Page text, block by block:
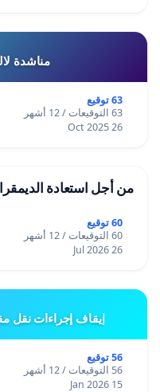
مناشدة
63 توقيع
63 التوقيعات / 12 أشهر
26 Oct 2025
من أجل استعادة
60 توقيع
60 التوقيعات / 12 أشهر
26 Jul 2026
إيقاف إجراءات نقل
56 توقيع
56 التوقيعات / 12 أشهر
15 Jan 2026